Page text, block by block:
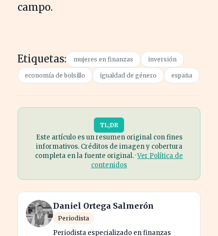
campo.
Etiquetas: mujeres en finanzas inversión
economía de bolsillo igualdad de género españa
TL;DR
Este artículo es un resumen original con fines
informativos. Créditos de imagen y cobertura
completa en la fuente original. ·Ver Política de
contenidos
Daniel Ortega Salmerón
Periodista
Periodista especializado en finanzas